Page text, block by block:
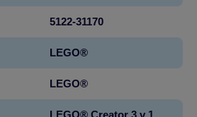
5122-31170
LEGO®
LEGO®